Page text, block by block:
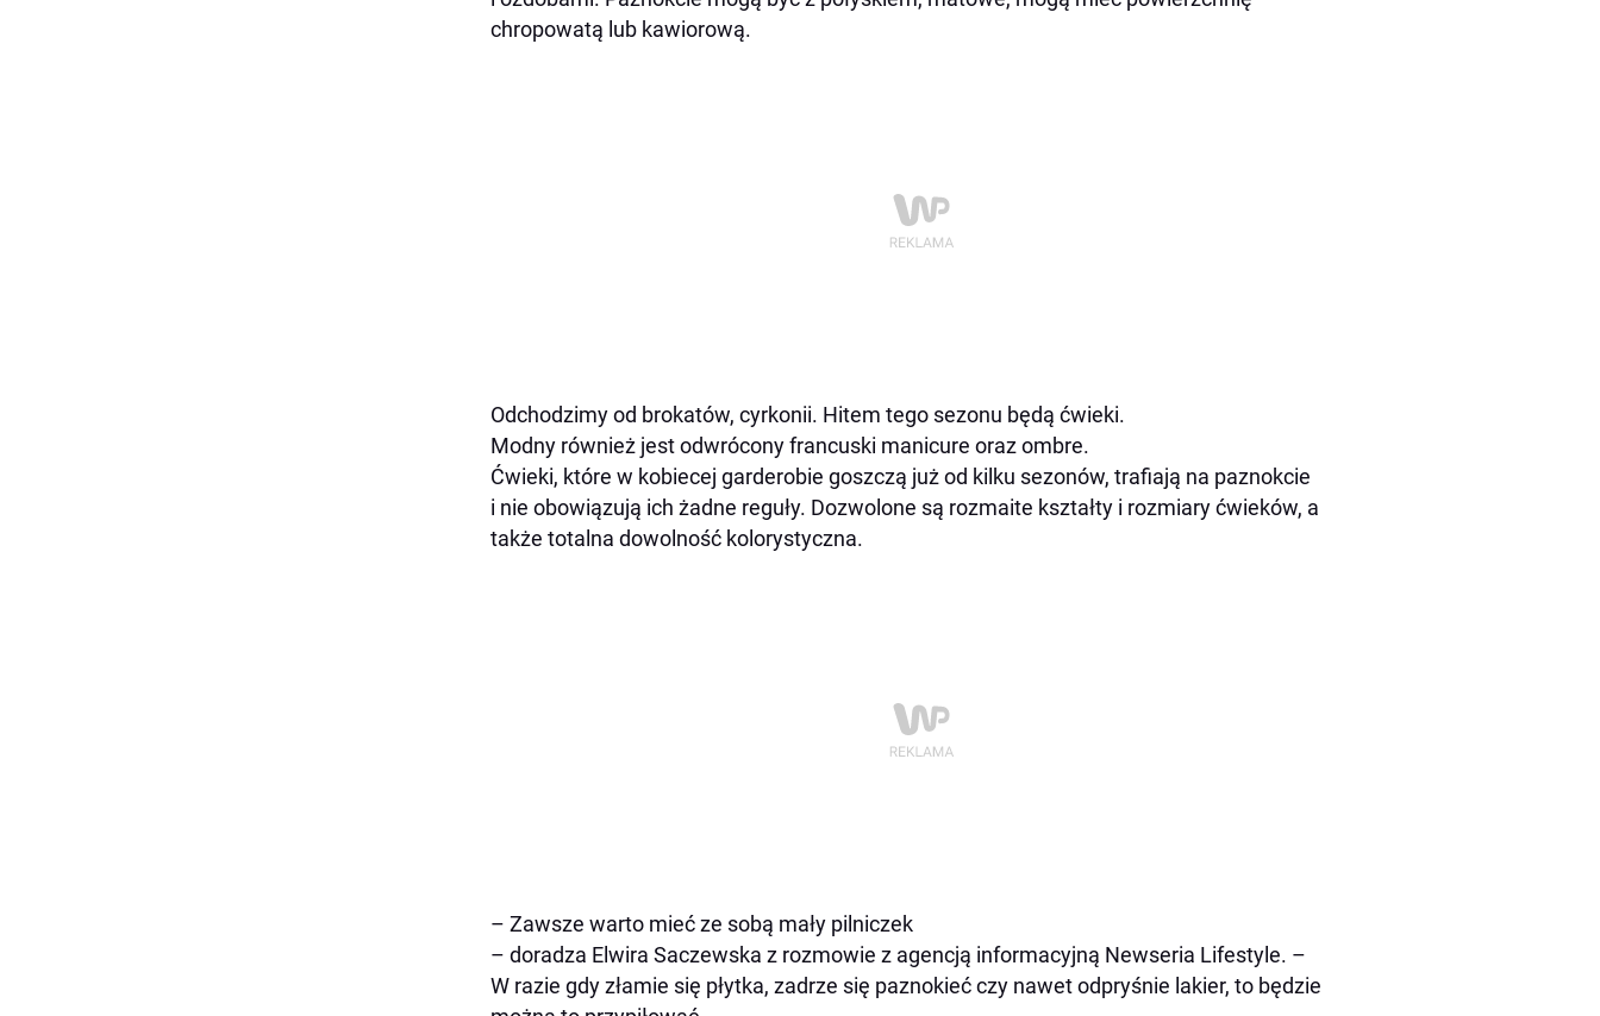
chropowatą lub kawiorową.
Odchodzimy od brokatów, cyrkonii. Hitem tego sezonu będą ćwieki.
Modny również jest odwrócony francuski manicure oraz ombre.
Ćwieki, które w kobiecej garderobie goszczą już od kilku sezonów, trafiają na paznokcie
i nie obowiązują ich żadne reguły. Dozwolone są rozmaite kształty i rozmiary ćwieków, a
także totalna dowolność kolorystyczna.
– Zawsze warto mieć ze sobą mały pilniczek
– doradza Elwira Saczewska z rozmowie z agencją informacyjną Newseria Lifestyle. –
W razie gdy złamie się płytka, zadrze się paznokieć czy nawet odpryśnie lakier, to będzie